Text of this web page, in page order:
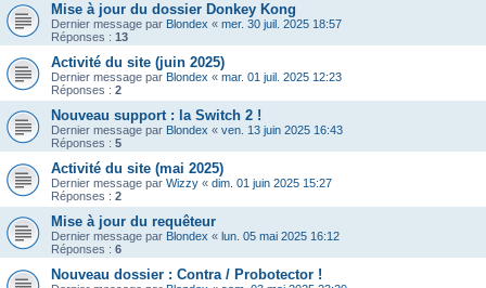
Mise à jour du dossier Donkey Kong
Dernier message par Blondex « mer. 30 juil. 2025 18:57
Réponses : 13
Activité du site (juin 2025)
Dernier message par Blondex « mar. 01 juil. 2025 12:23
Réponses : 2
Nouveau support : la Switch 2 !
Dernier message par Blondex « ven. 13 juin 2025 16:43
Réponses : 5
Activité du site (mai 2025)
Dernier message par Wizzy « dim. 01 juin 2025 15:27
Réponses : 2
Mise à jour du requêteur
Dernier message par Blondex « lun. 05 mai 2025 16:12
Réponses : 6
Nouveau dossier : Contra / Probotector !